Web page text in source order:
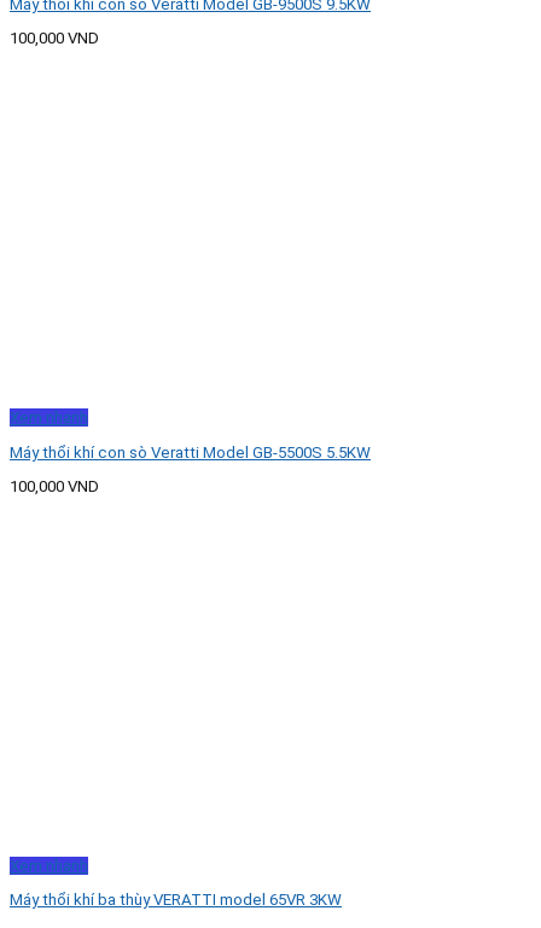
Máy thổi khí con sò Veratti Model GB-9500S 9.5KW
100,000 VND
Xem nhanh
Máy thổi khí con sò Veratti Model GB-5500S 5.5KW
100,000 VND
Xem nhanh
Máy thổi khí ba thùy VERATTI model 65VR 3KW